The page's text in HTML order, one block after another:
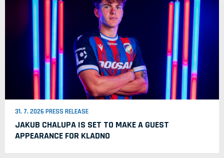
31. 7. 2026 PRESS RELEASE
JAKUB CHALUPA IS SET TO MAKE A GUEST
APPEARANCE FOR KLADNO